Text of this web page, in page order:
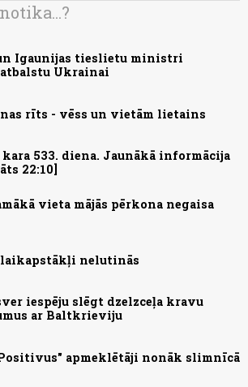
Igaunijas tieslietu ministri
Ukrainai
rīts - vēss un vietām lietains
533. diena. Jaunākā informācija
22:10]
vieta mājās pērkona negaisa
nelutinās
iespēju slēgt dzelzceļa kravu
ar Baltkrieviju
apmeklētāji nonāk slimnīcā